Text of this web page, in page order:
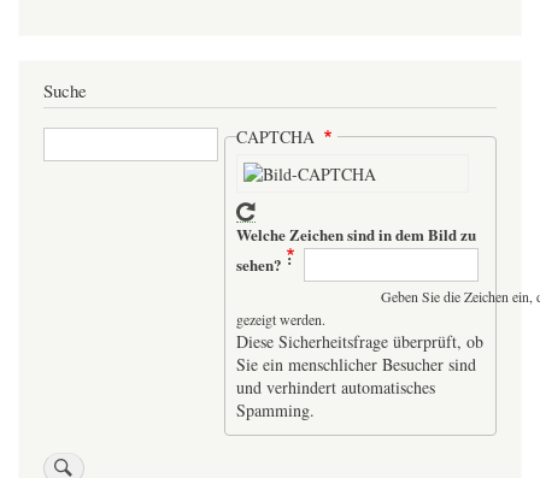
Suche
Suche CAPTCHA
Welche Zeichen sind in dem Bild zu
sehen?
Geben Sie die Zeichen
gezeigt werden.
Diese Sicherheitsfrage überprüft, ob
Sie ein menschlicher Besucher sind
und verhindert automatisches
Spamming.